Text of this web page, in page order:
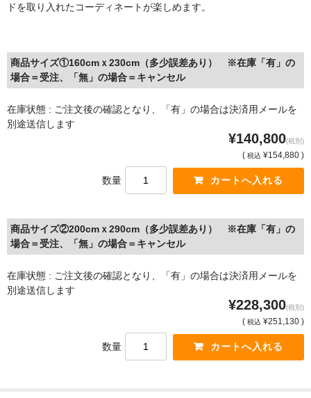
ドを取り入れたコーディネートが楽しめます。
商品サイズ①160cmｘ230cm（多少誤差あり） ※在庫「有」の
場合＝受注、「無」の場合＝キャンセル
在庫状態 : ご注文後の確認となり、「有」の場合は決済用メールを
別途送信します
¥140,800(税別)
( 税込 ¥154,880 )
数量
商品サイズ②200cmｘ290cm（多少誤差あり） ※在庫「有」の
場合＝受注、「無」の場合＝キャンセル
在庫状態 : ご注文後の確認となり、「有」の場合は決済用メールを
別途送信します
¥228,300(税別)
( 税込 ¥251,130 )
数量